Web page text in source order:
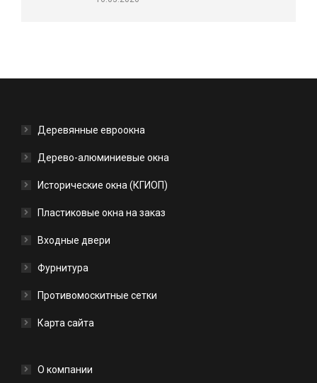
Деревянные евроокна
Дерево-алюминиевые окна
Исторические окна (КГИОП)
Пластиковые окна на заказ
Входные двери
Фурнитура
Противомоскитные сетки
Карта сайта
О компании